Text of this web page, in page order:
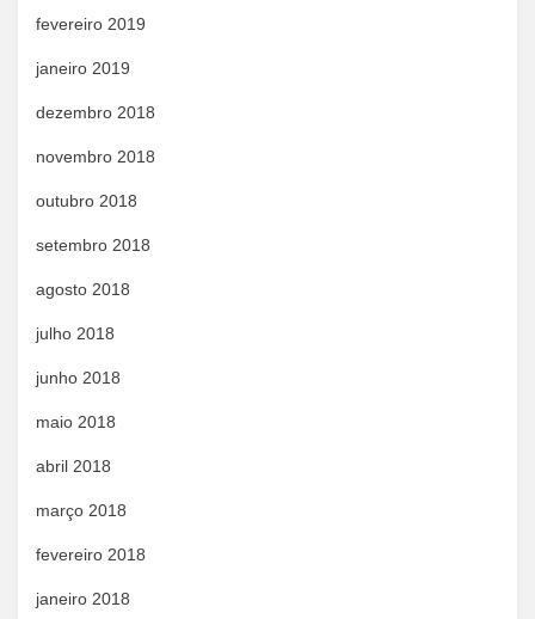
fevereiro 2019
janeiro 2019
dezembro 2018
novembro 2018
outubro 2018
setembro 2018
agosto 2018
julho 2018
junho 2018
maio 2018
abril 2018
março 2018
fevereiro 2018
janeiro 2018